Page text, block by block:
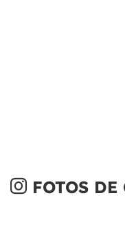
FOTOS